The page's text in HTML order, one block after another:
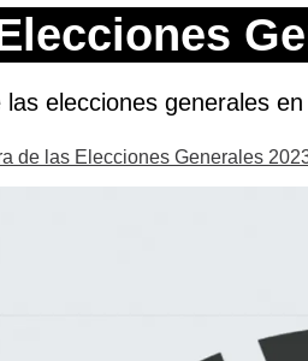
Buscar
elecciones generales
de las Elecciones Generales